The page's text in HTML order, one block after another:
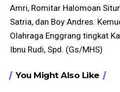
Amri, Romitar Halomoan
Satria, dan Boy Andres.
Olahraga Enggrang tingkat
Ibnu Rudi, Spd. (Gs/MHS)
You Might Also Like